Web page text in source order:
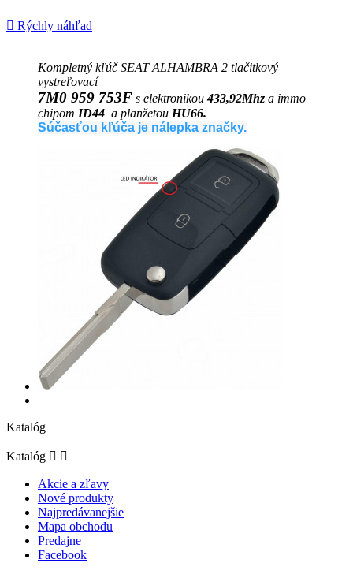
 Rýchly náhľad
Kompletný kľúč SEAT ALHAMBRA 2 tlačitkový
vystreľovací
7M0 959 753F s elektronikou433,92Mhz a immo
chipom ID44 a planžetou HU66.
Súčasťou kľúča je nálepka značky.
Katalóg
Katalóg  
Akcie a zľavy
Nové produkty
Najpredávanejšie
Mapa obchodu
Predajne
Facebook